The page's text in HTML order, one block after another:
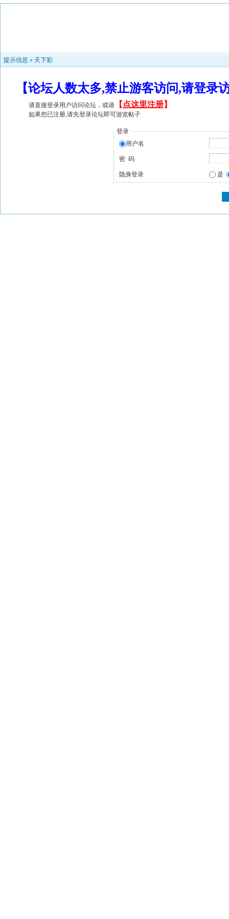
提示信息 » 天下彩
【论坛人数太多,禁止游客访问,请登
请直接登录用户访问论坛，或请 【 点这里注册】
如果您已注册,请先登录论坛即可游览帖子
登录
用户名
密 码
隐身登录 是